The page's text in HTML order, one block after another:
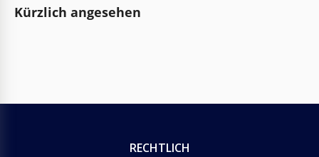
Kürzlich angesehen
RECHTLICH